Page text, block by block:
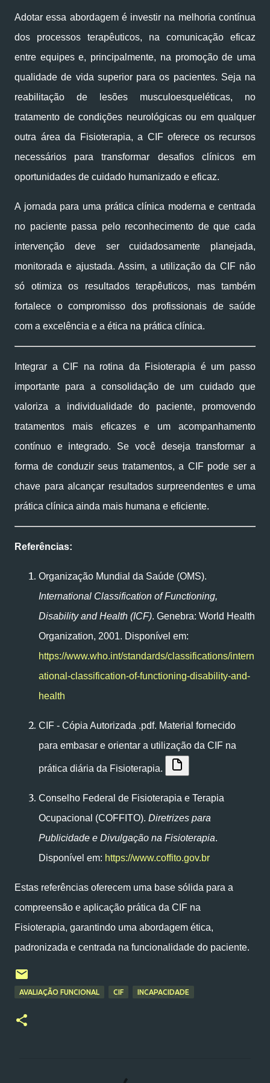
Adotar essa abordagem é investir na melhoria contínua
dos processos terapêuticos, na comunicação eficaz
entre equipes e, principalmente, na promoção de uma
qualidade de vida superior para os pacientes. Seja na
reabilitação de lesões musculoesqueléticas, no
tratamento de condições neurológicas ou em qualquer
outra área da Fisioterapia, a CIF oferece os recursos
necessários para transformar desafios clínicos em
oportunidades de cuidado humanizado e eficaz.
A jornada para uma prática clínica moderna e centrada
no paciente passa pelo reconhecimento de que cada
intervenção deve ser cuidadosamente planejada,
monitorada e ajustada. Assim, a utilização da CIF não
só otimiza os resultados terapêuticos, mas também
fortalece o compromisso dos profissionais de saúde
com a excelência e a ética na prática clínica.
Integrar a CIF na rotina da Fisioterapia é um passo
importante para a consolidação de um cuidado que
valoriza a individualidade do paciente, promovendo
tratamentos mais eficazes e um acompanhamento
contínuo e integrado. Se você deseja transformar a
forma de conduzir seus tratamentos, a CIF pode ser a
chave para alcançar resultados surpreendentes e uma
prática clínica ainda mais humana e eficiente.
Referências:
Organização Mundial da Saúde (OMS).
International Classification of Functioning,
Disability and Health (ICF). Genebra: World Health
Organization, 2001. Disponível em:
https://www.who.int/standards/classifications/intern
ational-classification-of-functioning-disability-and-
health
CIF - Cópia Autorizada .pdf. Material fornecido
para embasar e orientar a utilização da CIF na
prática diária da Fisioterapia.
Conselho Federal de Fisioterapia e Terapia
Ocupacional (COFFITO). Diretrizes para
Publicidade e Divulgação na Fisioterapia.
Disponível em: https://www.coffito.gov.br
Estas referências oferecem uma base sólida para a
compreensão e aplicação prática da CIF na
Fisioterapia, garantindo uma abordagem ética,
padronizada e centrada na funcionalidade do paciente.
AVALIAÇÃO FUNCIONAL CIF INCAPACIDADE